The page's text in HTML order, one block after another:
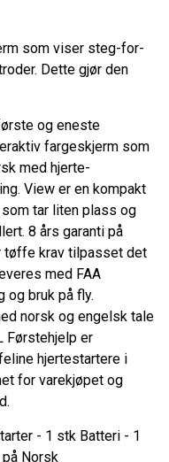
som viser steg-for-
Dette gjør den
og eneste
fargeskjerm som
med hjerte-
View er en kompakt
tar liten plass og
8 års garanti på
tøffe krav tilpasset det
med FAA
og bruk på fly.
norsk og engelsk tale
Førstehjelp er
hjertestartere i
for varekjøpet og
- 1 stk Batteri - 1
Norsk